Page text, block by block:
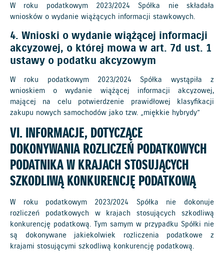
W roku podatkowym 2023/2024 Spółka nie składała
wniosków o wydanie wiążących informacji stawkowych.
4. Wnioski o wydanie wiążącej informacji
akcyzowej, o której mowa w art. 7d ust. 1
ustawy o podatku akcyzowym
W roku podatkowym 2023/2024 Spółka wystąpiła z
wnioskiem o wydanie wiążącej informacji akcyzowej,
mającej na celu potwierdzenie prawidłowej klasyfikacji
zakupu nowych samochodów jako tzw. „miękkie hybrydy”
VI. INFORMACJE, DOTYCZĄCE
DOKONYWANIA ROZLICZEŃ PODATKOWYCH
PODATNIKA W KRAJACH STOSUJĄCYCH
SZKODLIWĄ KONKURENCJĘ PODATKOWĄ
W roku podatkowym 2023/2024 Spółka nie dokonuje
rozliczeń podatkowych w krajach stosujących szkodliwą
konkurencję podatkową. Tym samym w przypadku Spółki nie
są dokonywane jakiekolwiek rozliczenia podatkowe z
krajami stosującymi szkodliwą konkurencję podatkową.